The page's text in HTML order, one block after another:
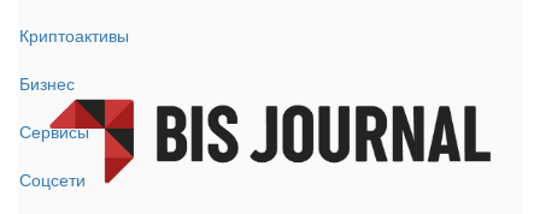
Криптоактивы
Бизнес
Сервисы
Соцсети